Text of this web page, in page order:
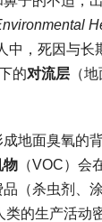
，死因与
的对流层 （
地面臭氧的
物 （VOC）会
（杀虫剂、
的生产活动